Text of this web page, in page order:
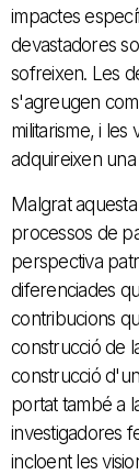
impactes
devastadores
sofreixen. Les
s'agreugen
militarisme, i
adquireixen
Malgrat
processos de
perspectiva
diferenciades
contribucions
construcció de
construcció
portat també a
investigadores
incloent les